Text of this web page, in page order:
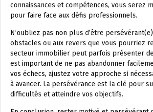
connaissances et compétences, vous serez
pour faire face aux défis professionnels.
N’oubliez pas non plus d’être
obstacles ou aux revers que vous pourriez
secteur immobilier peut parfois présenter
est important de ne pas abandonner
vos échecs, ajustez votre approche si
à avancer. La persévérance est la clé pour
difficultés et atteindre vos objectifs.